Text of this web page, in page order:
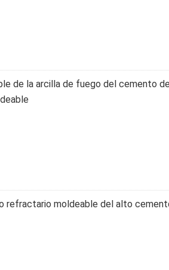
de la arcilla de fuego del cemento
refractario moldeable del alto